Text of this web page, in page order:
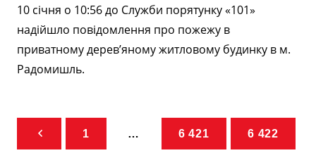
10 січня о 10:56 до Служби порятунку «101»
надійшло повідомлення про пожежу в
приватному дерев’яному житловому будинку в м.
Радомишль.
1 … 6 421 6 422